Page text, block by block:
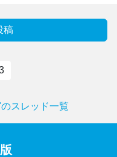
稿
スレッド一覧